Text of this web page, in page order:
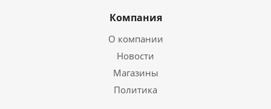
Компания
О компании
Новости
Магазины
Политика